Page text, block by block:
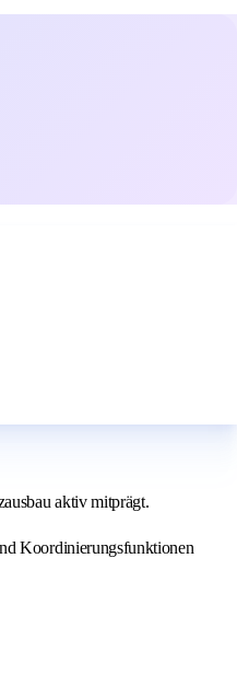
aktiv mitprägt.
Koordinierungsfunktionen